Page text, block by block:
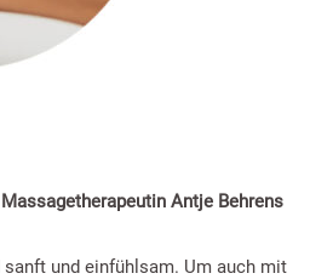
Antje Behrens
und einfühlsam. Um auch mit